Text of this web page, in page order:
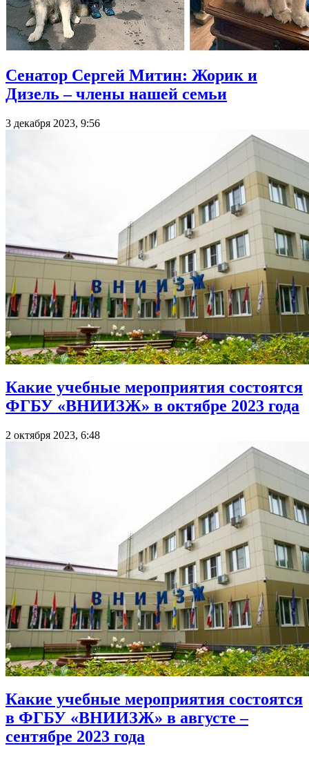
Сенатор Сергей Митин: Жорик и
Дизель – члены нашей семьи
3 декабря 2023, 9:56
Какие учебные мероприятия состоятся
ФГБУ «ВНИИЗЖ» в октябре 2023 года
2 октября 2023, 6:48
Какие учебные мероприятия состоятся
в ФГБУ «ВНИИЗЖ» в августе –
сентябре 2023 года